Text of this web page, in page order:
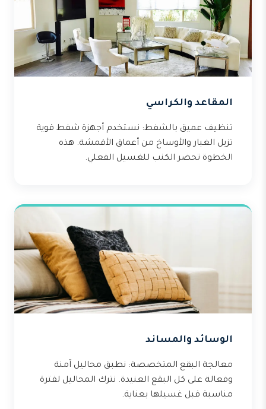
المقاعد والكراسي
تنظيف عميق بالشفط: نستخدم أجهزة شفط قوية
تزيل الغبار والأوساخ من أعماق الأقمشة. هذه
الخطوة تحضر الكنب للغسيل الفعلي.
الوسائد والمساند
معالجة البقع المتخصصة: نطبق محاليل آمنة
وفعالة على كل البقع العنيدة. نترك المحاليل لفترة
مناسبة قبل غسيلها بعناية.